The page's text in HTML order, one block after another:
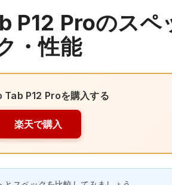
P12 Proのスペ
・性能
Tab P12 Proを購入する
楽天で購入